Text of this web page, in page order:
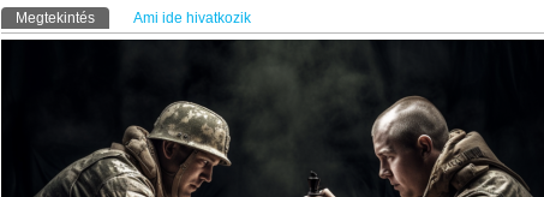
Elsődleges fülek
Megtekintés (aktív fül)Ami ide hivatkozik